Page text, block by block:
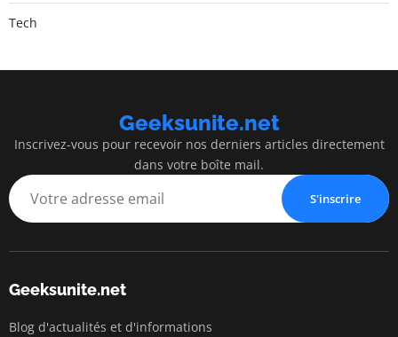
Tech
Geeksunite.net
Inscrivez-vous pour recevoir nos derniers articles directement
dans votre boîte mail.
S'inscrire
Geeksunite.net
Blog d'actualités et d'informations